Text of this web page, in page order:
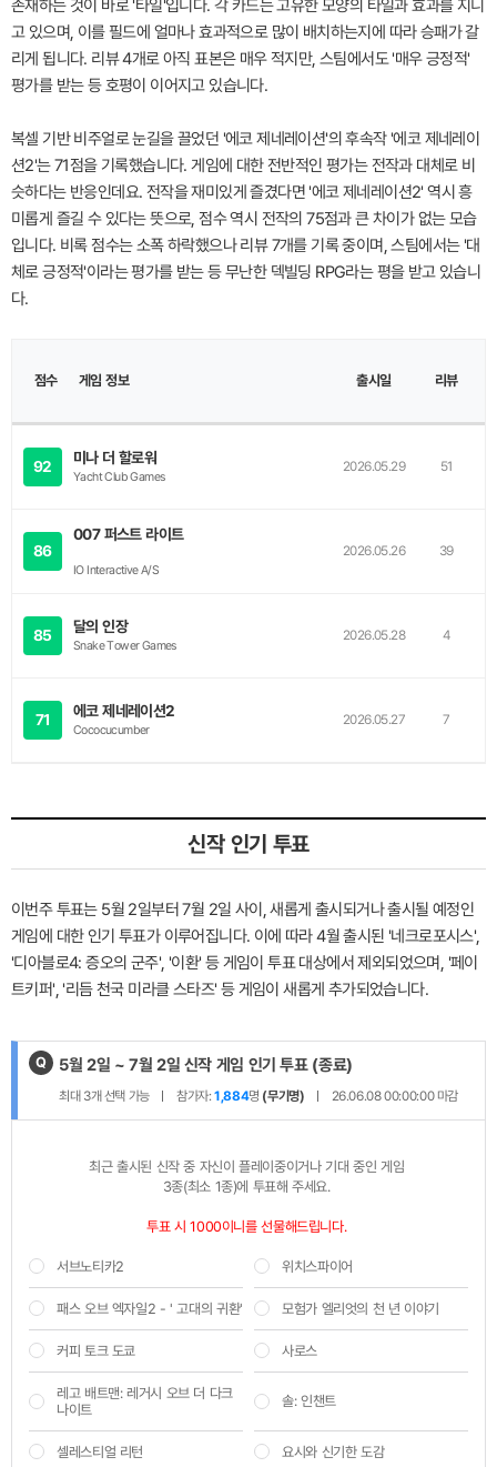
존재하는 것이 바로 '타일'입니다. 각 카드는 고유한 모양의 타일과 효과를 지니
고 있으며, 이를 필드에 얼마나 효과적으로 많이 배치하는지에 따라 승패가 갈
리게 됩니다. 리뷰 4개로 아직 표본은 매우 적지만, 스팀에서도 '매우 긍정적'
평가를 받는 등 호평이 이어지고 있습니다.
복셀 기반 비주얼로 눈길을 끌었던 '에코 제네레이션'의 후속작 '에코 제네레이
션2'는 71점을 기록했습니다. 게임에 대한 전반적인 평가는 전작과 대체로 비
슷하다는 반응인데요. 전작을 재미있게 즐겼다면 '에코 제네레이션2' 역시 흥
미롭게 즐길 수 있다는 뜻으로, 점수 역시 전작의 75점과 큰 차이가 없는 모습
입니다. 비록 점수는 소폭 하락했으나 리뷰 7개를 기록 중이며, 스팀에서는 '대
체로 긍정적'이라는 평가를 받는 등 무난한 덱빌딩 RPG라는 평을 받고 있습니
다.
점수
미게임 정보 출시일 리뷰
92 미나 더 할로워
Yacht Club Games
2026.05.29 51
86
007 퍼스트 라이트
IO Interactive A/S
2026.05.26 39
85 달의 인장
Snake Tower Games
2026.05.28 4
71 에코 제네레이션2
Cococucumber
2026.05.27 7
신작 인기 투표
이번주 투표는 5월 2일부터 7월 2일 사이, 새롭게 출시되거나 출시될 예정인
게임에 대한 인기 투표가 이루어집니다. 이에 따라 4월 출시된 '네크로포시스',
'디아블로4: 증오의 군주', '이환' 등 게임이 투표 대상에서 제외되었으며, '페이
트키퍼', '리듬 천국 미라클 스타즈' 등 게임이 새롭게 추가되었습니다.
Q
제
목
:
5월 2일 ~ 7월 2일 신작 게임 인기 투표 (종료)
최대 3개 선택 가능 참가자: 1,884명 (무기명) 26.06.08 00:00:00마감
최근 출시된 신작 중 자신이 플레이중이거나 기대 중인 게임
3종(최소 1종)에 투표해 주세요.
투표 시 1000이니를 선물해드립니다.
서브노티카2 위치스파이어
패스 오브 엑자일2 - ' 고대의 귀환' 모험가 엘리엇의 천 년 이야기
커피 토크 도쿄 사로스
레고 배트맨: 레거시 오브 더 다크
나이트
솔: 인챈트
셀레스티얼 리턴 요시와 신기한 도감